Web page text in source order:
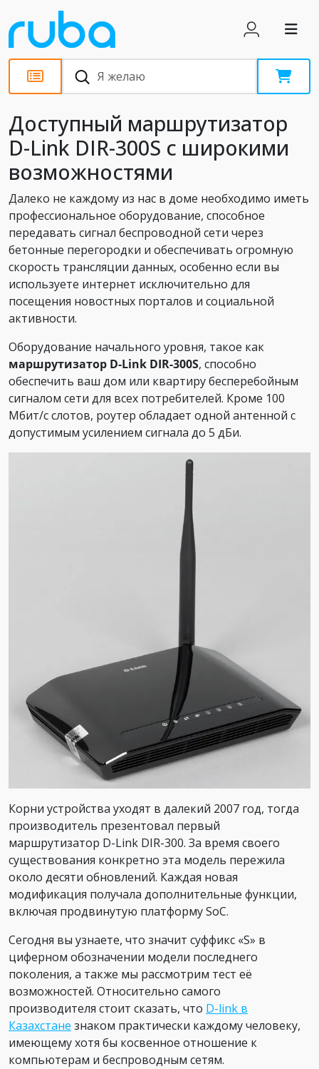
Обзоры
Доступный маршрутизатор
D-Link DIR-300S с широкими
возможностями
Далеко не каждому из нас в доме необходимо иметь
профессиональное оборудование, способное
передавать сигнал беспроводной сети через
бетонные перегородки и обеспечивать огромную
скорость трансляции данных, особенно если вы
используете интернет исключительно для
посещения новостных порталов и социальной
активности.
Оборудование начального уровня, такое как
маршрутизатор D-Link DIR-300S, способно
обеспечить ваш дом или квартиру бесперебойным
сигналом сети для всех потребителей. Кроме 100
Мбит/с слотов, роутер обладает одной антенной с
допустимым усилением сигнала до 5 дБи.
Корни устройства уходят в далекий 2007 год, тогда
производитель презентовал первый
маршрутизатор D-Link DIR-300. За время своего
существования конкретно эта модель пережила
около десяти обновлений. Каждая новая
модификация получала дополнительные функции,
включая продвинутую платформу SoC.
Сегодня вы узнаете, что значит суффикс «S» в
циферном обозначении модели последнего
поколения, а также мы рассмотрим тест её
возможностей. Относительно самого
производителя стоит сказать, что D-link в
Казахстане знаком практически каждому человеку,
имеющему хотя бы косвенное отношение к
компьютерам и беспроводным сетям.